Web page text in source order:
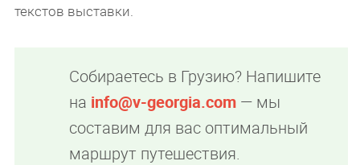
текстов выставки.
Собираетесь в Грузию? Напишите
на info@v-georgia.com— мы
составим для вас оптимальный
маршрут путешествия.